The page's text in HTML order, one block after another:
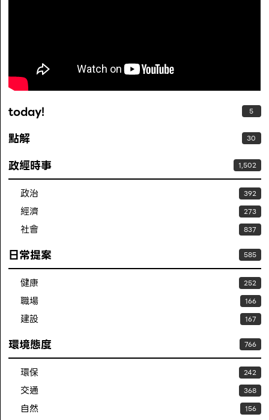
today! 5
點解 30
政經時事 1,502
政治 392
經濟 273
社會 837
日常提案 585
健康 252
職場 166
建設 167
環境態度 766
環保 242
交通 368
自然 156